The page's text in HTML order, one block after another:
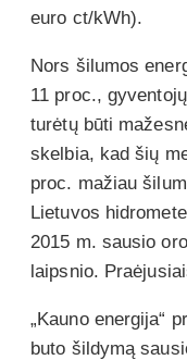
euro ct/kWh).
Nors šilumos
11 proc.,
turėtų būti
skelbia, kad šių
proc. mažiau
Lietuvos
2015 m. sausio
laipsnio.
„Kauno energija“
buto šildymą